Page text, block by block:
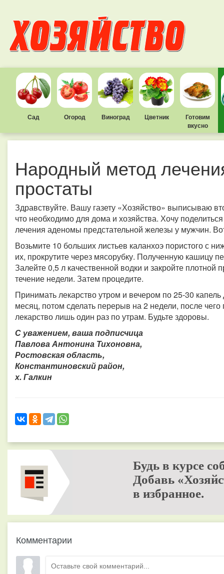
Сад Огород Виноград Цветник
Готовим
вкусно
Народный метод
простаты
Здравствуйте. Вашу газету «Хозяйство» выписываю
что необходимо для дома и хозяйства. Хочу
лечения аденомы предстательной железы у мужчин.
Возьмите 10 больших листьев каланхоэ пористого с
их, прокрутите через мясорубку. Полученную кашицу
Залейте 0,5 л качественной водки и закройте
течение недели. Затем процедите.
Принимать лекарство утром и вечером по 25-30
месяц, потом сделать перерыв на 2 недели, после
лекарство лишь один раз по утрам. Будьте здоровы.
С уважением, ваша подписчица
Павлова Антонина Тихоновна,
Ростовская область,
Константиновский район,
х. Галкин
Будь в курсе
Добавь
в избранное.
Комментарии